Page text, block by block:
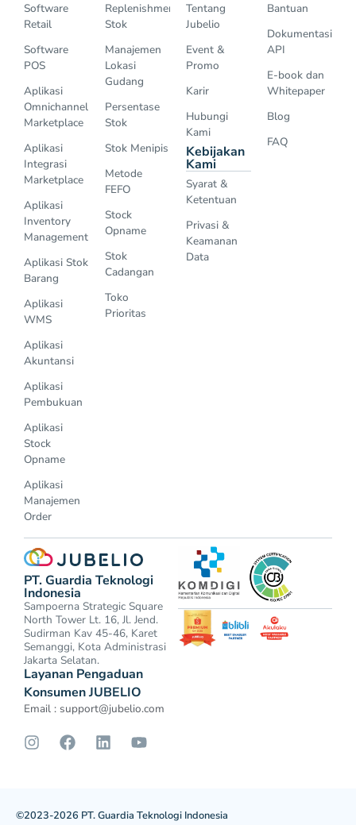
Software
Retail
Software
POS
Aplikasi
Omnichannel
Marketplace
Aplikasi
Integrasi
Marketplace
Aplikasi
Inventory
Management
Aplikasi Stok
Barang
Aplikasi
WMS
Aplikasi
Akuntansi
Aplikasi
Pembukuan
Aplikasi
Stock
Opname
Aplikasi
Manajemen
Order
Replenishment
Stok
Manajemen
Lokasi
Gudang
Persentase
Stok
Stok Menipis
Metode
FEFO
Stock
Opname
Stok
Cadangan
Toko
Prioritas
Tentang
Jubelio
Event &
Promo
Karir
Hubungi
Kami
Kebijakan
Kami
Syarat &
Ketentuan
Privasi &
Keamanan
Data
Bantuan
Dokumentasi
API
E-book dan
Whitepaper
Blog
FAQ
PT. Guardia Teknologi
Indonesia
Sampoerna Strategic Square
North Tower Lt. 16, Jl. Jend.
Sudirman Kav 45-46, Karet
Semanggi, Kota Administrasi
Jakarta Selatan.
Layanan Pengaduan
Konsumen JUBELIO
Email : support@jubelio.com
©2023-2026 PT. Guardia Teknologi Indonesia